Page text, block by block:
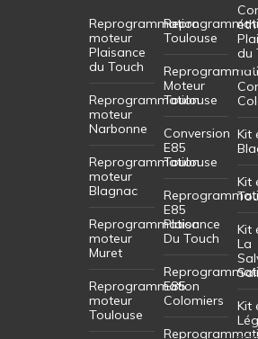
Reprogrammation
moteur
Plaisance
du Touch
Reprogrammation
moteur
Narbonne
Reprogrammation
moteur
Blagnac
Reprogrammation
moteur
Muret
Reprogrammation
moteur
Toulouse
Toulouse
Moteur
Toulouse
Conversion
E85
Toulouse
E85
Plaisance
Du Touch
E85
Colomiers
du
Kit
Kit
Kit
La
Kit